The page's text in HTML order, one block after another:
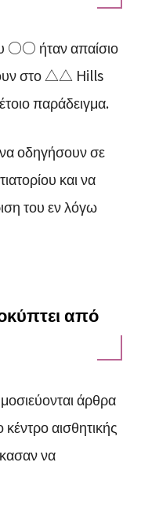
○○ ήταν απαίσιο
ζουν στο △△ Hills
παράδειγμα.
οδηγήσουν σε
και να
του εν λόγω
από
άρθρα
αισθητικής
να